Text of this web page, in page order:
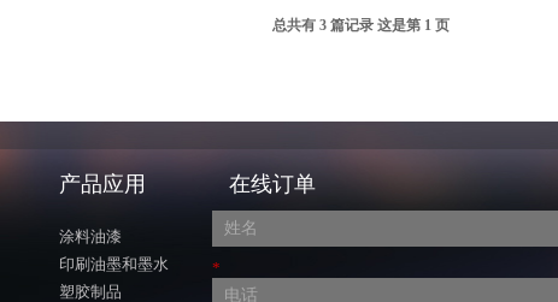
总共有 3 篇记录 这是第 1 页
产品应用
涂料油漆
印刷油墨和墨水
塑胶制品
在线订单
*